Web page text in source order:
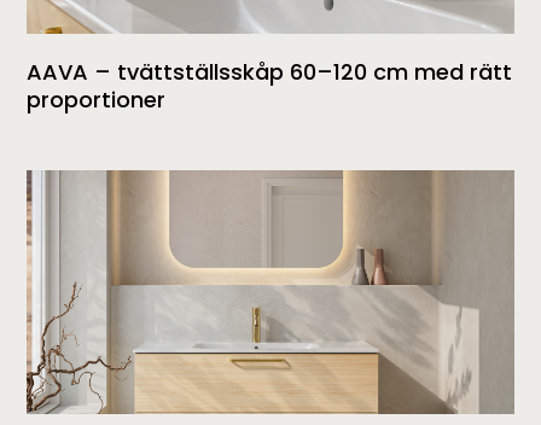
AAVA – tvättställsskåp 60–120 cm med rätt
proportioner